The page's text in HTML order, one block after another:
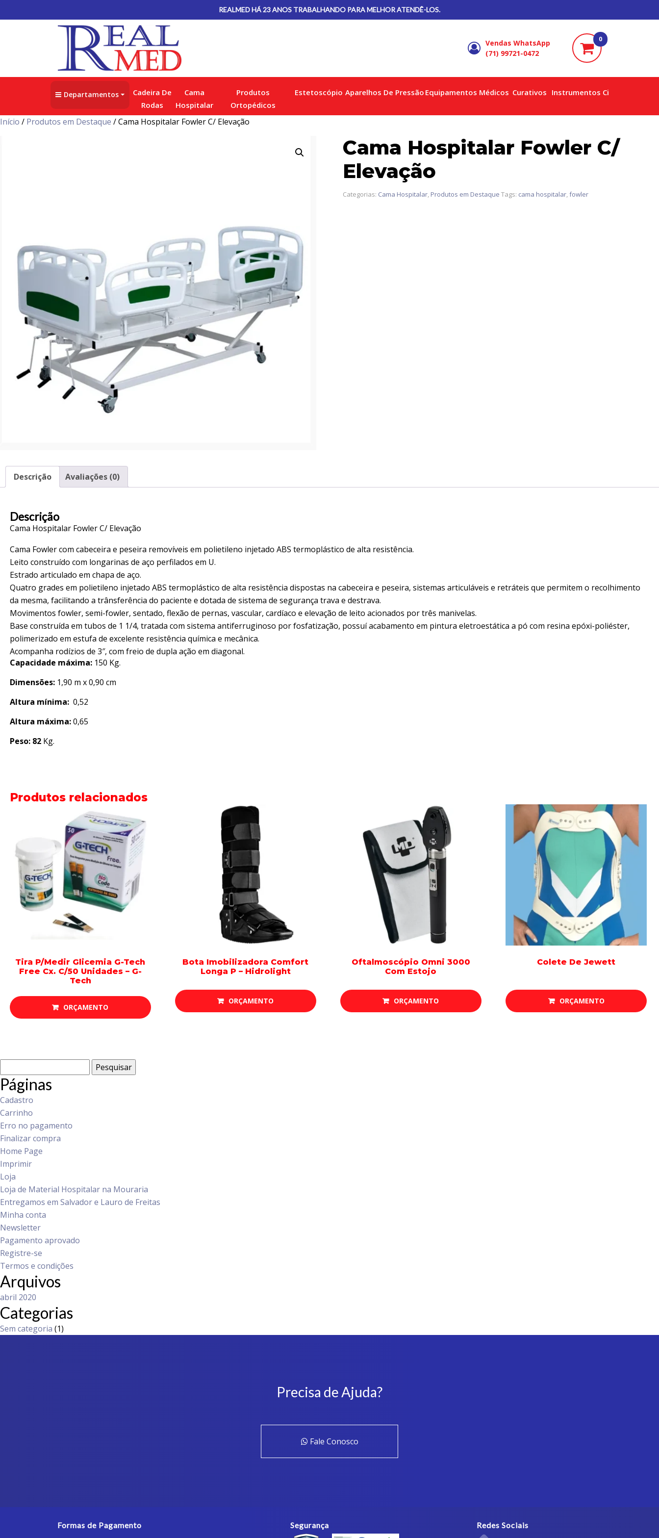
REALMED HÁ 23 ANOS TRABALHANDO PARA MELHOR ATENDÊ-LOS.
Vendas WhatsApp
(71) 99721-0472
0
Departamentos
Cadeira De
Rodas
Cama
Hospitalar
Produtos
Ortopédicos
Estetoscópio Aparelhos De Pressão Equipamentos Médicos Curativos Instrumentos Cirúrgicos
Início / Produtos em Destaque / Cama Hospitalar Fowler C/ Elevação
Cama Hospitalar Fowler C/
Elevação
Categorias: Cama Hospitalar, Produtos em Destaque Tags: cama hospitalar,fowler
Descrição Avaliações (0)
Descrição
Cama Hospitalar Fowler C/ Elevação
Cama Fowler com cabeceira e peseira removíveis em polietileno injetado ABS termoplástico de alta resistência.
Leito construído com longarinas de aço perfilados em U.
Estrado articulado em chapa de aço.
Quatro grades em polietileno injetado ABS termoplástico de alta resistência dispostas na cabeceira e peseira, sistemas articuláveis e retráteis que permitem o recolhimento
da mesma, facilitando a trânsferência do paciente e dotada de sistema de segurança trava e destrava.
Movimentos fowler, semi-fowler, sentado, flexão de pernas, vascular, cardíaco e elevação de leito acionados por três manivelas.
Base construída em tubos de 1 1/4, tratada com sistema antiferruginoso por fosfatização, possuí acabamento em pintura eletroestática a pó com resina epóxi-poliéster,
polimerizado em estufa de excelente resistência química e mecânica.
Acompanha rodízios de 3″, com freio de dupla ação em diagonal.​
Capacidade máxima: 150 Kg.
Dimensões: 1,90 m x 0,90 cm
Altura mínima: 0,52
Altura máxima:0,65
Peso: 82 Kg.
Produtos relacionados
Tira P/Medir Glicemia G-Tech
Free Cx. C/50 Unidades – G-
Tech
ORÇAMENTO
Bota Imobilizadora Comfort
Longa P – Hidrolight
ORÇAMENTO
Oftalmoscópio Omni 3000
Com Estojo
ORÇAMENTO
Colete De Jewett
ORÇAMENTO
por:
Páginas
Cadastro
Carrinho
Erro no pagamento
Finalizar compra
Home Page
Imprimir
Loja
Loja de Material Hospitalar na Mouraria
Entregamos em Salvador e Lauro de Freitas
Minha conta
Newsletter
Pagamento aprovado
Registre-se
Termos e condições
Arquivos
abril 2020
Categorias
Sem categoria (1)
Precisa de Ajuda?
Fale Conosco
Formas de Pagamento Segurança Redes Sociais